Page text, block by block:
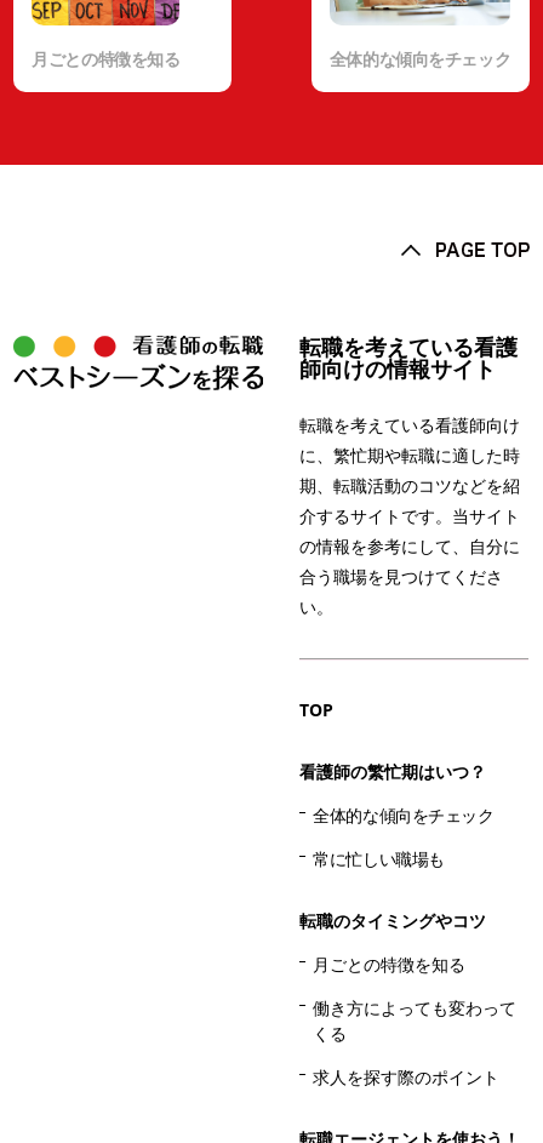
月ごとの特徴を知る 全体的な傾向をチェック
転職を考えている看護
師向けの情報サイト
転職を考えている看護師向け
に、繁忙期や転職に適した時
期、転職活動のコツなどを紹
介するサイトです。当サイト
の情報を参考にして、自分に
合う職場を見つけてくださ
い。
TOP
看護師の繁忙期はいつ？
全体的な傾向をチェック
常に忙しい職場も
転職のタイミングやコツ
月ごとの特徴を知る
働き方によっても変わって
くる
求人を探す際のポイント